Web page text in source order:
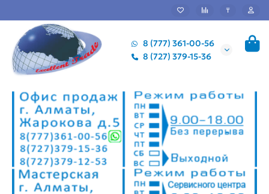
₸
8 (777) 361-00-56
8 (727) 379-15-36